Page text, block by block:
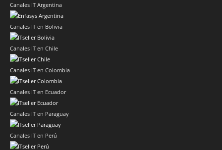
Canales IT Argentina
Canales IT en Bolivia
Canales IT en Chile
Canales IT en Colombia
Canales IT en Ecuador
Canales IT en Paraguay
Canales IT en Perú